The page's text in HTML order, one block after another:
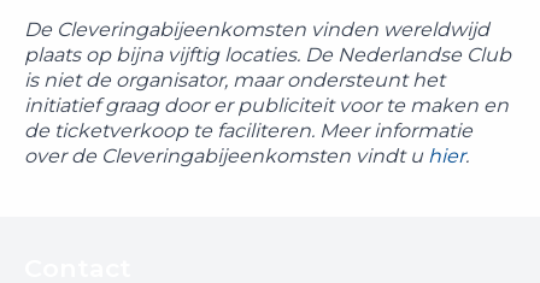
De Cleveringabijeenkomsten vinden wereldwijd
plaats op bijna vijftig locaties. De Nederlandse Club
is niet de organisator, maar ondersteunt het
initiatief graag door er publiciteit voor te maken en
de ticketverkoop te faciliteren. Meer informatie
over de Cleveringabijeenkomsten vindt u hier.